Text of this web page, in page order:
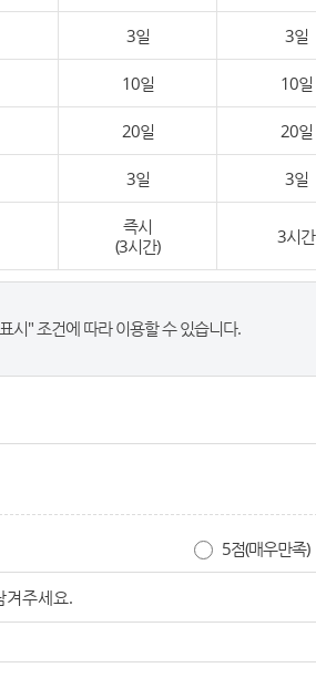
3일 3일
10일 10일
20일 20일
3일 3일
즉시
(3시간)
3시간
시" 조건에 따라 이용할 수 있습니다.
5점(매우만족)